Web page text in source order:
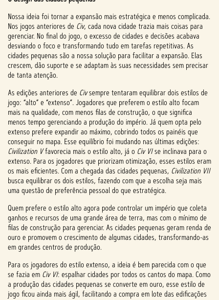
Nossa ideia foi tornar a expansão mais estratégica e menos complicada.
Nos jogos anteriores de Civ, cada nova cidade trazia mais coisas para
gerenciar. No final do jogo, o excesso de cidades e decisões acabava
desviando o foco e transformando tudo em tarefas repetitivas. As
cidades pequenas são a nossa solução para facilitar a expansão. Elas
crescem, dão suporte e se adaptam às suas necessidades sem precisar
de tanta atenção.
As edições anteriores de Civsempre tentaram equilibrar dois estilos de
jogo: “alto” e “extenso”. Jogadores que preferem o estilo alto focam
mais na qualidade, com menos filas de construção, o que significa
menos tempo gerenciando a produção do império. Já quem opta pelo
extenso prefere expandir ao máximo, cobrindo todos os painéis que
conseguir no mapa. Esse equilíbrio foi mudando nas últimas edições:
Civilization Vfavorecia mais o estilo alto, já o Civ VIse inclinava para o
extenso. Para os jogadores que priorizam otimização, esses estilos eram
os mais eficientes. Com a chegada das cidades pequenas, Civilization VII
busca equilibrar os dois estilos, fazendo com que a escolha seja mais
uma questão de preferência pessoal do que estratégica.
Quem prefere o estilo alto agora pode controlar um império que coleta
ganhos e recursos de uma grande área de terra, mas com o mínimo de
filas de construção para gerenciar. As cidades pequenas geram renda de
ouro e promovem o crescimento de algumas cidades, transformando-as
em grandes centros de produção.
Para os jogadores do estilo extenso, a ideia é bem parecida com o que
se fazia em Civ VI: espalhar cidades por todos os cantos do mapa. Como
a produção das cidades pequenas se converte em ouro, esse estilo de
jogo ficou ainda mais ágil, facilitando a compra em lote das edificações